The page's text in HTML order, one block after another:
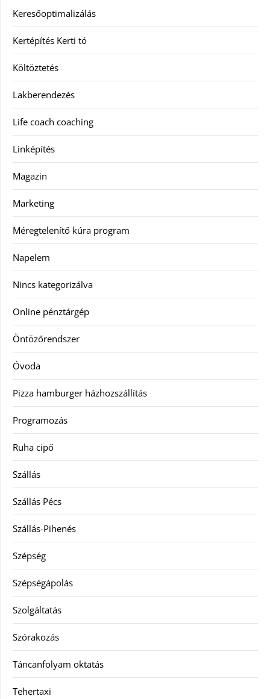
Keresőoptimalizálás
Kertépítés Kerti tó
Költöztetés
Lakberendezés
Life coach coaching
Linképítés
Magazin
Marketing
Méregtelenítő kúra program
Napelem
Nincs kategorizálva
Online pénztárgép
Öntözőrendszer
Óvoda
Pizza hamburger házhozszállítás
Programozás
Ruha cipő
Szállás
Szállás Pécs
Szállás-Pihenés
Szépség
Szépségápolás
Szolgáltatás
Szórakozás
Táncanfolyam oktatás
Tehertaxi